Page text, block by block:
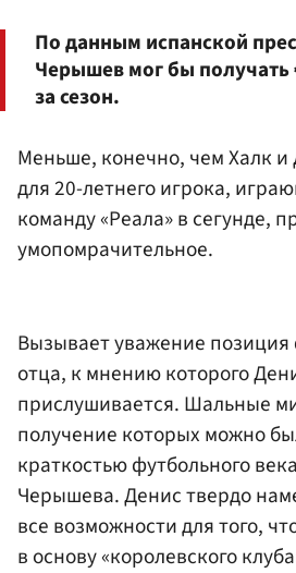
По данным испанской
Черышев мог бы получать
за сезон.
Меньше, конечно, чем Халк и
для 20-летнего игрока,
команду «Реала» в сегунде,
умопомрачительное.
Вызывает уважение позиция
отца, к мнению которого
прислушивается. Шальные
получение которых можно
краткостью футбольного
Черышева. Денис твердо
все возможности для того,
в основу «королевского